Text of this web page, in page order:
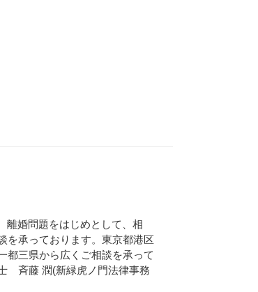
婚問題をはじめとして、相
を承っております。東京都港区
都三県から広くご相談を承って
斉藤 潤(新緑虎ノ門法律事務